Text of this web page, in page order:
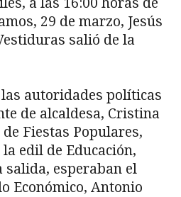
a las 16:00 horas de
29 de marzo, Jesús
salió de la
autoridades políticas
de alcaldesa, Cristina
Fiestas Populares,
edil de Educación,
salida, esperaban el
Económico, Antonio